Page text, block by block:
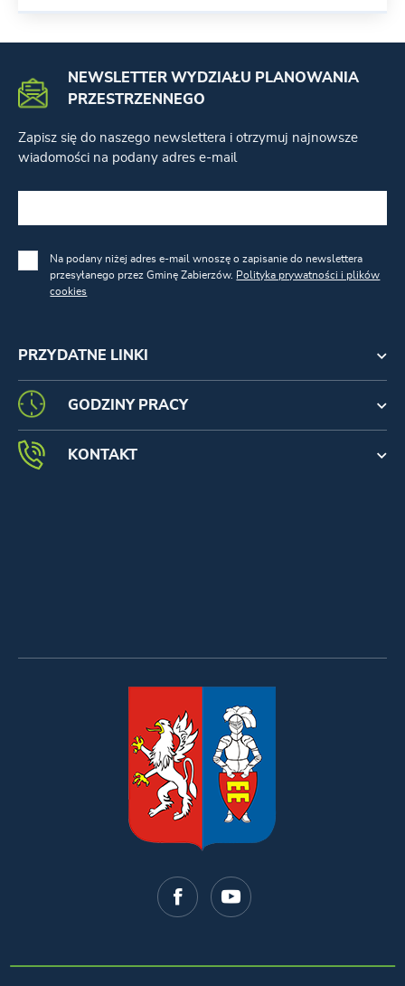
PRZYDATNE LINKI
NEWSLETTER WYDZIAŁU PLANOWANIA
PRZESTRZENNEGO
Zapisz się do naszego newslettera i otrzymuj najnowsze
wiadomości na podany adres e-mail
Na podany niżej adres e-mail wnoszę o zapisanie do newslettera
przesyłanego przez Gminę Zabierzów. Polityka prywatności i plików
cookies
GODZINY PRACY
KONTAKT